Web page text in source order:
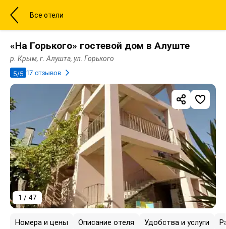
Все отели
«На Горького» гостевой дом в Алуште
р. Крым, г. Алушта, ул. Горького
5/5 17 отзывов
1 / 47
Номера и цены Описание отеля Удобства и услуги